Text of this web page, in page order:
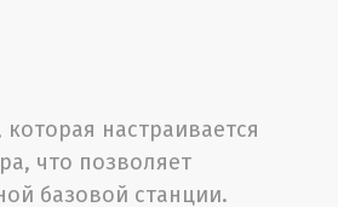
настраивается
что позволяет
базовой станции.